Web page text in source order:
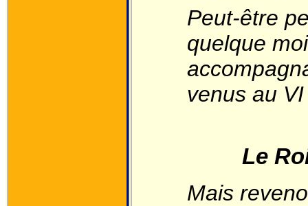
Peut-être
quelque
venus au
Le
Mais